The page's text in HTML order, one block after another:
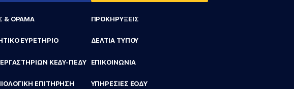
& ΟΡΑΜΑ
ΕΥΡΕΤΗΡΙΟ
ΕΡΓΑΣΤΗΡΙΩΝ ΚΕΔΥ-ΠΕΔΥ
ΕΠΙΤΗΡΗΣΗ
ΠΡΟΚΗΡΥΞΕΙΣ
ΔΕΛΤΙΑ ΤΥΠΟΥ
ΕΠΙΚΟΙΝΩΝΙΑ
ΥΠΗΡΕΣΙΕΣ ΕΟΔΥ